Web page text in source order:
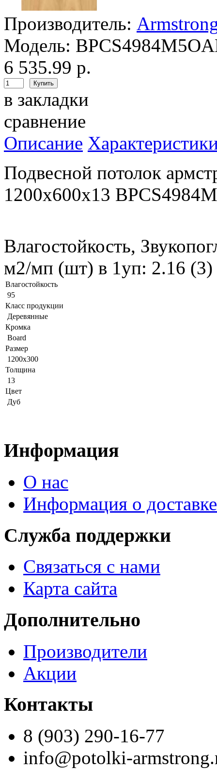
Производитель:
Модель:
6 535.99 р.
в закладки
сравнение
Описание
Подвесной потолок
1200x600x13
Влагостойкость,
м2/мп (шт) в 1уп: 2.16 (3)
Влагостойкость
95
Класс продукции
Деревянные
Кромка
Board
Размер
1200x300
Толщина
13
Цвет
Дуб
Информация
О нас
Информация о доставке
Служба поддержки
Связаться с нами
Карта сайта
Дополнительно
Производители
Акции
Контакты
8 (903) 290-16-77
info@potolki-